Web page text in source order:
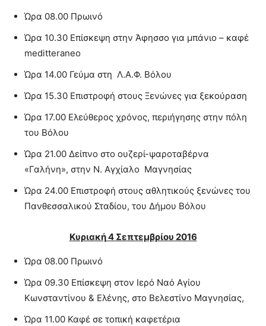
Ώρα 08.00 Πρωινό
Ώρα 10.30 Επίσκεψη στην Άφησσο για μπάνιο – καφέ
meditteraneo
Ώρα 14.00 Γεύμα στη Λ.Α.Φ. Βόλου
Ώρα 15.30 Επιστροφή στους Ξενώνες για ξεκούραση
Ώρα 17.00 Ελεύθερος χρόνος, περιήγησης στην πόλη
του Βόλου
Ώρα 21.00 Δείπνο στο ουζερί-ψαροταβέρνα
«Γαλήνη», στην Ν. Αγχίαλο Μαγνησίας
Ώρα 24.00 Επιστροφή στους αθλητικούς ξενώνες του
Πανθεσσαλικού Σταδίου, του Δήμου Βόλου
Κυριακή 4 Σεπτεμβρίου 2016
Ώρα 08.00 Πρωινό
Ώρα 09.30 Επίσκεψη στον Ιερό Ναό Αγίου
Κωνσταντίνου & Ελένης, στο Βελεστίνο Μαγνησίας,
Ώρα 11.00 Καφέ σε τοπική καφετέρια